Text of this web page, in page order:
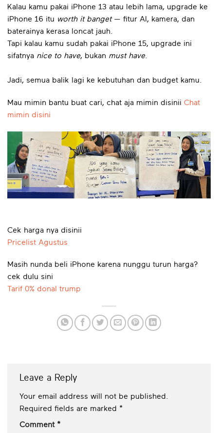
Kalau kamu pakai iPhone 13 atau lebih lama, upgrade ke
iPhone 16 itu worth it banget— fitur AI, kamera, dan
baterainya kerasa loncat jauh.
Tapi kalau kamu sudah pakai iPhone 15, upgrade ini
sifatnya nice to have, bukan must have.
Jadi, semua balik lagi ke kebutuhan dan budget kamu.
Mau mimin bantu buat cari, chat aja mimin disinii Chat
mimin disini
Cek harga nya disinii
Pricelist Agustus
Masih nunda beli iPhone karena nunggu turun harga?
cek dulu sini
Tarif 0% donal trump
Leave a Reply
Your email address will not be published.
Required fields are marked *
Comment *